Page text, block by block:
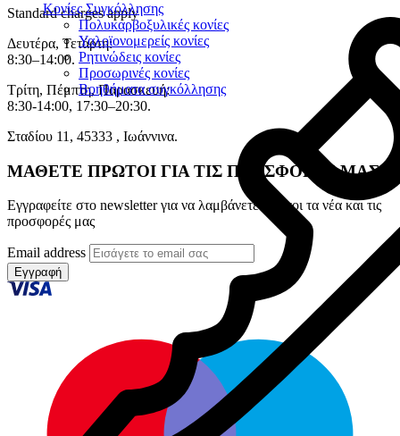
Κονίες Συγκόλλησης
Πολυκαρβοξυλικές κονίες
Υαλοϊονομερείς κονίες
Ρητινώδεις κονίες
Προσωρινές κονίες
Βοηθήματα συγκόλλησης
Standard charges apply
Δευτέρα, Τετάρτη:
8:30–14:00.
Τρίτη, Πέμπτη, Παρασκευή:
8:30-14:00, 17:30–20:30.
Σταδίου 11, 45333 , Ιωάννινα.
ΜΑΘΕΤΕ ΠΡΩΤΟΙ ΓΙΑ ΤΙΣ ΠΡΟΣΦΟΡΕΣ ΜΑΣ
Εγγραφείτε στο newsletter για να λαμβάνετε πρώτοι τα νέα και τις
προσφορές μας
Email address
Εγγραφή